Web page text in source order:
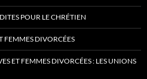
POUR LE CHRÉTIEN
FEMMES DIVORCÉES
ET FEMMES DIVORCÉES : LES UNIONS